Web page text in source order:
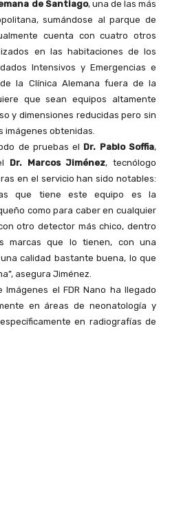
de Santiago, una de las más
sumándose al parque de
cuenta con cuatro otros
en las habitaciones de los
Intensivos y Emergencias e
la Clínica Alemana fuera de la
que sean equipos altamente
y dimensiones reducidas pero sin
imágenes obtenidas.
de pruebas el Dr. Pablo Soffia,
Dr. Marcos Jiménez, tecnólogo
en el servicio han sido notables:
que tiene este equipo es la
como para caber en cualquier
otro detector más chico, dentro
marcas que lo tienen, con una
calidad bastante buena, lo que
asegura Jiménez.
el FDR Nano ha llegado
en áreas de neonatología y
en radiografías de